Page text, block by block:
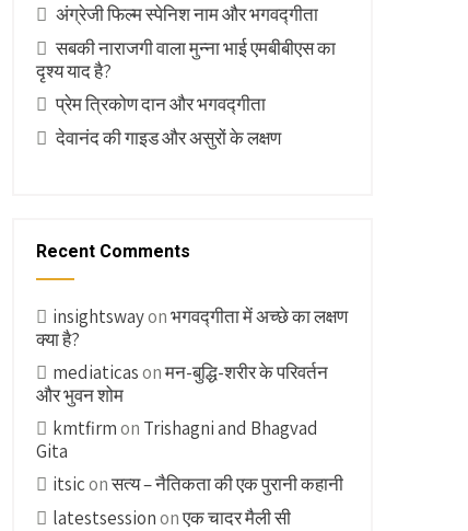
अंग्रेजी फिल्म स्पेनिश नाम और भगवद्गीता
सबकी नाराजगी वाला मुन्ना भाई एमबीबीएस का
दृश्य याद है?
प्रेम त्रिकोण दान और भगवद्गीता
देवानंद की गाइड और असुरों के लक्षण
Recent Comments
insightswayonभगवद्गीता में अच्छे का लक्षण
क्या है?
mediaticasonमन-बुद्धि-शरीर के परिवर्तन
और भुवन शोम
kmtfirmon Trishagni and Bhagvad
Gita
itsiconसत्य – नैतिकता की एक पुरानी कहानी
latestsessiononएक चादर मैली सी